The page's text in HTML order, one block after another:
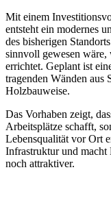
Mit einem
entsteht ein modernes
des bisherigen
sinnvoll gewesen
errichtet. Geplant ist
tragenden Wänden aus
Holzbauweise.
Das Vorhaben zeigt,
Arbeitsplätze schafft,
Lebensqualität vor Ort
Infrastruktur und macht
noch attraktiver.